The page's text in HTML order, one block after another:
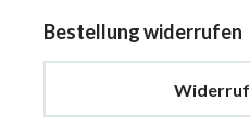
Bestellung widerrufen